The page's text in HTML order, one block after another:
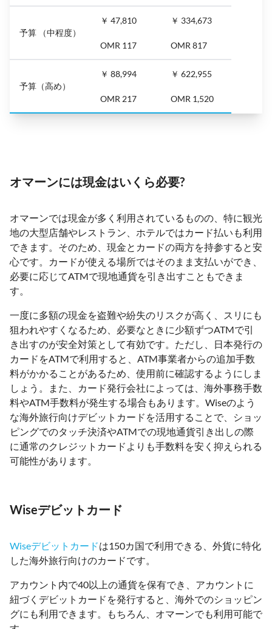
予算 （中程度）
￥ 47,810
OMR 117
￥ 334,673
OMR 817
予算（高め）
￥ 88,994
OMR 217
￥ 622,955
OMR 1,520
オマーンには現金はいくら必要?
オマーンでは現金が多く利用されているものの、特に観光
地の大型店舗やレストラン、ホテルではカード払いも利用
できます。そのため、現金とカードの両方を持参すると安
心です。カードが使える場所ではそのまま支払いができ、
必要に応じてATMで現地通貨を引き出すこともできま
す。
一度に多額の現金を盗難や紛失のリスクが高く、スリにも
狙われやすくなるため、必要なときに少額ずつATMで引
き出すのが安全対策として有効です。ただし、日本発行の
カードをATMで利用すると、ATM事業者からの追加手数
料がかかることがあるため、使用前に確認するようにしま
しょう。また、カード発行会社によっては、海外事務手数
料やATM手数料が発生する場合もあります。Wiseのよう
な海外旅行向けデビットカードを活用することで、ショッ
ピングでのタッチ決済やATMでの現地通貨引き出しの際
に通常のクレジットカードよりも手数料を安く抑えられる
可能性があります。
Wiseデビットカード
Wiseデビットカードは150カ国で利用できる、外貨に特化
した海外旅行向けのカードです。
アカウント内で40以上の通貨を保有でき、アカウントに
紐づくデビットカードを発行すると、海外でのショッピン
グにも利用できます。もちろん、オマーンでも利用可能で